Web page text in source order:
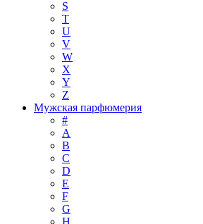
S
T
U
V
W
X
Y
Z
Мужская парфюмерия
#
A
B
C
D
E
F
G
H